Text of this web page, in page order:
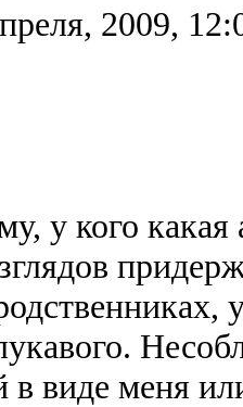
2009,
у кого какая
в виде меня